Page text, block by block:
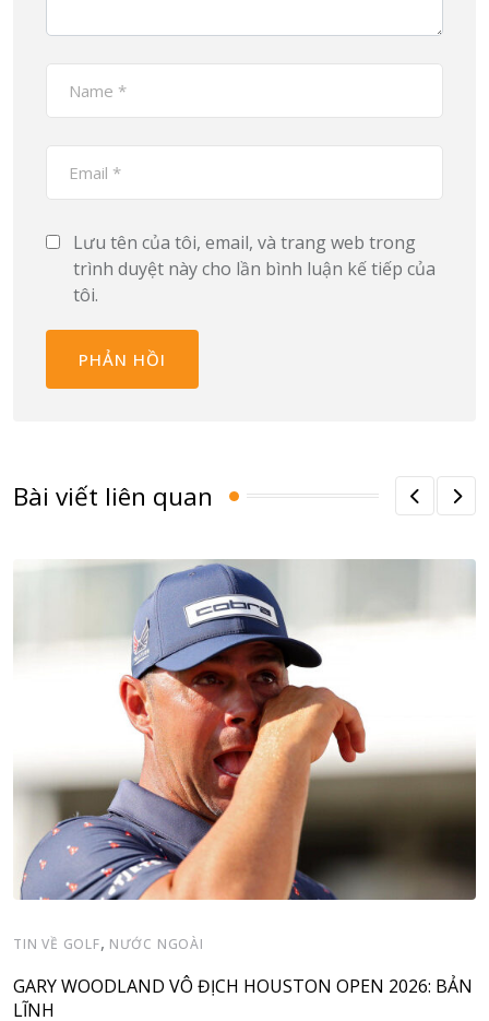
Lưu tên của tôi, email, và trang web trong
trình duyệt này cho lần bình luận kế tiếp của
tôi.
Bài viết liên quan
TIN VỀ GOLF, NƯỚC NGOÀI
GARY WOODLAND VÔ ĐỊCH HOUSTON OPEN 2026: BẢN
LĨNH